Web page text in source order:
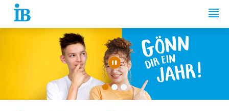
Springe zum Inhalt
Automatische